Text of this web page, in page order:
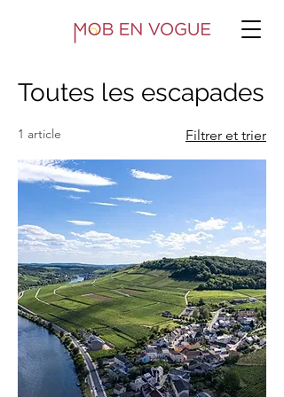
Toutes les escapades
1 article Filtrer et trier